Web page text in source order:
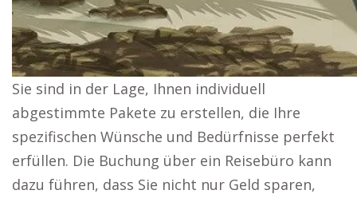
Sie sind in der Lage, Ihnen individuell
abgestimmte Pakete zu erstellen, die Ihre
spezifischen Wünsche und Bedürfnisse perfekt
erfüllen. Die Buchung über ein Reisebüro kann
dazu führen, dass Sie nicht nur Geld sparen,